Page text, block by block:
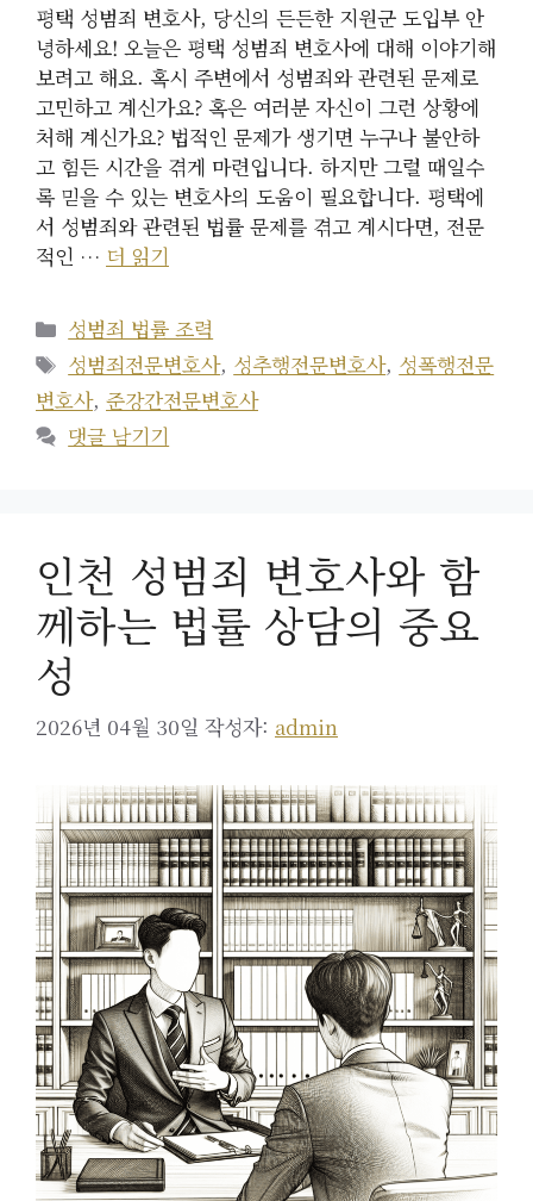
평택 성범죄 변호사, 당신의 든든한 지원군 도입부 안
녕하세요! 오늘은 평택 성범죄 변호사에 대해 이야기해
보려고 해요. 혹시 주변에서 성범죄와 관련된 문제로
고민하고 계신가요? 혹은 여러분 자신이 그런 상황에
처해 계신가요? 법적인 문제가 생기면 누구나 불안하
고 힘든 시간을 겪게 마련입니다. 하지만 그럴 때일수
록 믿을 수 있는 변호사의 도움이 필요합니다. 평택에
서 성범죄와 관련된 법률 문제를 겪고 계시다면, 전문
적인 … 더 읽기
카
테
고
리
성범죄 법률 조력
태
그
성범죄전문변호사, 성추행전문변호사, 성폭행전문
변호사, 준강간전문변호사
댓글 남기기
인천 성범죄 변호사와 함
께하는 법률 상담의 중요
성
2026년 04월 30일 작성자: admin